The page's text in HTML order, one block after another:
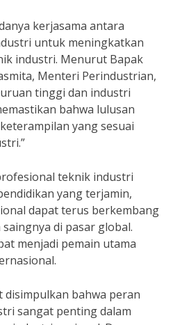
kerjasama antara
untuk meningkatkan
industri. Menurut Bapak
Menteri Perindustrian,
tinggi dan industri
bahwa lulusan
yang sesuai
teknik industri
yang terjamin,
dapat terus berkembang
di pasar global.
menjadi pemain utama
disimpulkan bahwa peran
sangat penting dalam